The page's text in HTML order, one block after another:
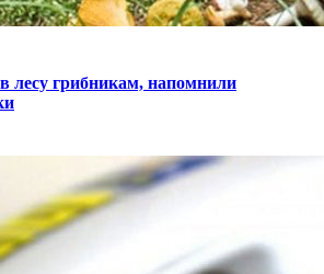
лесу грибникам, напомнили